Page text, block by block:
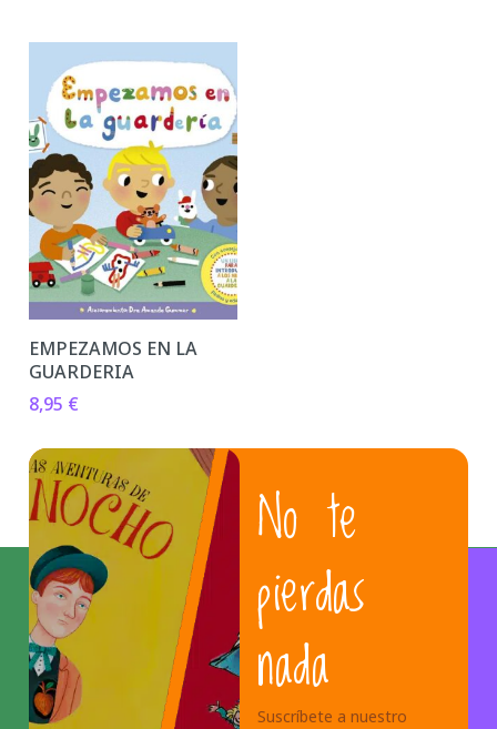
EMPEZAMOS EN LA
GUARDERIA
8,95 €
No te
pierdas
nada
Suscríbete a nuestro